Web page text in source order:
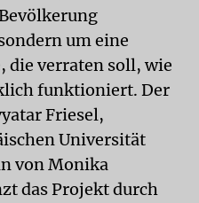
um eine
die verraten soll, wie
funktioniert. Der
Friesel,
Universität
von Monika
das Projekt durch